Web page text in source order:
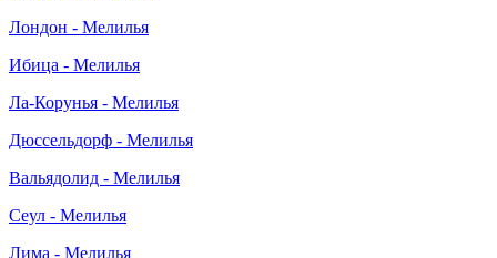
Лондон - Мелилья
Ибица - Мелилья
Ла-Корунья - Мелилья
Дюссельдорф - Мелилья
Вальядолид - Мелилья
Сеул - Мелилья
Лима - Мелилья